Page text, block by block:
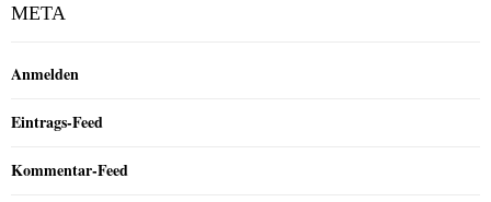
META
Anmelden
Eintrags-Feed
Kommentar-Feed